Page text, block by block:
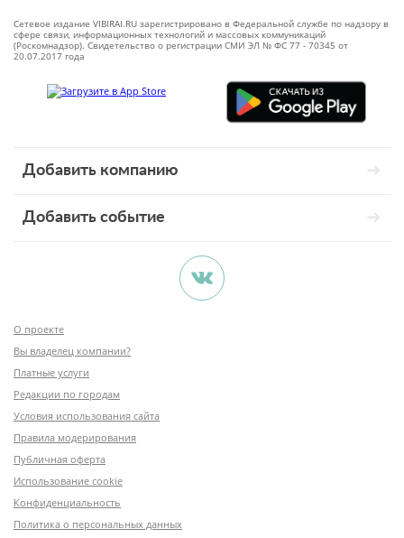
Сетевое издание VIBIRAI.RU зарегистрировано в Федеральной службе по надзору в
сфере связи, информационных технологий и массовых коммуникаций
(Роскомнадзор). Свидетельство о регистрации СМИ ЭЛ № ФС 77 - 70345 от
20.07.2017 года
Добавить компанию
Добавить событие
О проекте
Вы владелец компании?
Платные услуги
Редакции по городам
Условия использования сайта
Правила модерирования
Публичная оферта
Использование cookie
Конфиденциальность
Политика о персональных данных